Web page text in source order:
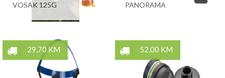
VOSAK 125G
PANORAMA
29,70 KM 52,00 KM